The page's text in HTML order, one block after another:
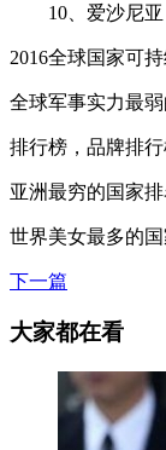
10、爱沙尼亚
2016全球国家可
全球军事实力最
排行榜，品牌排
亚洲最穷的国家
世界美女最多的
下一篇
大家都在看